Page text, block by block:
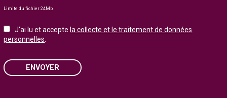
Limite du fichier 24Mb
J'ai lu et accepte la collecte et le traitement de données
personnelles.
ENVOYER